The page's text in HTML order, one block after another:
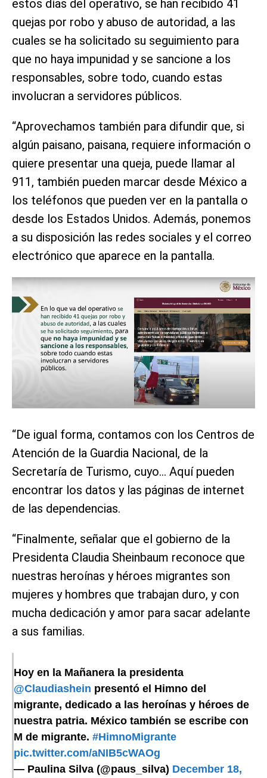
estos días del operativo, se han recibido 41
quejas por robo y abuso de autoridad, a las
cuales se ha solicitado su seguimiento para
que no haya impunidad y se sancione a los
responsables, sobre todo, cuando estas
involucran a servidores públicos.
“Aprovechamos también para difundir que, si
algún paisano, paisana, requiere información o
quiere presentar una queja, puede llamar al
911, también pueden marcar desde México a
los teléfonos que pueden ver en la pantalla o
desde los Estados Unidos. Además, ponemos
a su disposición las redes sociales y el correo
electrónico que aparece en la pantalla.
“De igual forma, contamos con los Centros de
Atención de la Guardia Nacional, de la
Secretaría de Turismo, cuyo… Aquí pueden
encontrar los datos y las páginas de internet
de las dependencias.
“Finalmente, señalar que el gobierno de la
Presidenta Claudia Sheinbaum reconoce que
nuestras heroínas y héroes migrantes son
mujeres y hombres que trabajan duro, y con
mucha dedicación y amor para sacar adelante
a sus familias.
Hoy en la Mañanera la presidenta
@Claudiashein presentó el Himno del
migrante, dedicado a las heroínas y héroes de
nuestra patria. México también se escribe con
M de migrante. #HimnoMigrante
pic.twitter.com/aNIB5cWAOg
— Paulina Silva (@paus_silva) December 18,